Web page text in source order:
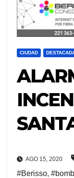
CIUDAD
AGO 15, 2020
#Berisso,